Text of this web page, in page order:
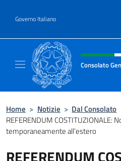
Governo Italiano
Intestazione sito,
Consolato
Home > Notizie > Dal Consolato
REFERENDUM COSTITUZIONALE:
temporaneamente all’estero